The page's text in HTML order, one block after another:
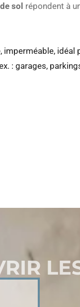
sol répondent à
imperméable,
: garages,